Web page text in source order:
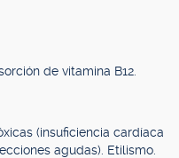
de vitamina B12.
(insuficiencia cardíaca
agudas). Etilismo.